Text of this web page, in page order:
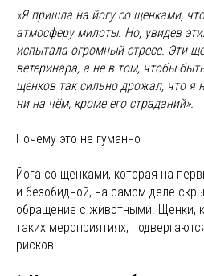
«Я пришла на йогу со щенками,
атмосферу милоты. Но, увидев
испытала огромный стресс. Эти
ветеринара, а не в том, чтобы
щенков так сильно дрожал, что я
ни на чём, кроме его страданий».
Почему это не гуманно
Йога со щенками, которая на
и безобидной, на самом деле
обращение с животными. Щенки,
таких мероприятиях,
рисков: